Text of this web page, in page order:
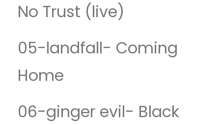
No Trust (live)
05-landfall- Coming
Home
06-ginger evil- Black